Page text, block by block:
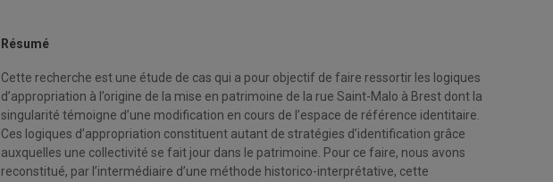
Résumé
Cette recherche est une étude de cas qui a pour objectif de faire ressortir les logiques
d’appropriation à l’origine de la mise en patrimoine de la rue Saint-Malo à Brest dont la
singularité témoigne d’une modification en cours de l’espace de référence identitaire.
Ces logiques d’appropriation constituent autant de stratégies d’identification grâce
auxquelles une collectivité se fait jour dans le patrimoine. Pour ce faire, nous avons
reconstitué, par l’intermédiaire d’une méthode historico-interprétative, cette